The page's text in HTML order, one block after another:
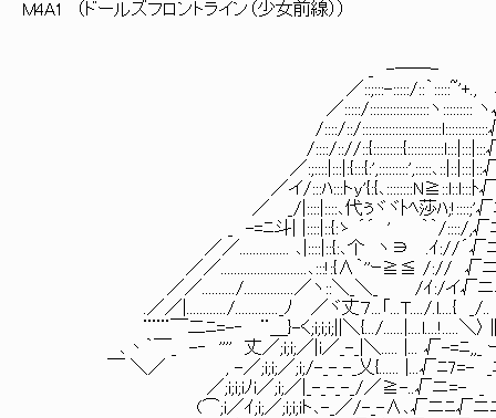
M4A1 （ドールズフロントライン（少女前線））
_ -──- ／
／::;:::-:::::/::｀:::::~'+., √ニ=-
／:::::/::::::::::::::::::ヽ::::::::: ヽ√ﾆ
/::::/::/::::::::::::::::::::::::l:::::::::::::√ニ
/::::/:://::{:::::::::{:::::::::::l:::|:::|:::√ ､ﾆ
／:;::::|:::|:{:::{:',:::::::::',:::::､::|::|:::|::√＼
／イ/:::ﾊ:::トy'{:{､::::::::N≧::l::l:::ﾄ√ﾆﾆ
／ _/|::::|::::､代ぅヾヾﾄﾍ莎ﾊ;!::::;'√ニ
_ -=ﾆ斗| |::::|::{:ゝ ´´ ' ｀｀/::::/,√ニニ
／／............... ､|::::|::{:､个 ヽ∋ .ｲ://´√ニ
／／..........................､:::!:{∧｀''ｰ≧≦ /:// √ニ
／／........../...............／ヽ::＼_＼_ /ｲ:/イ√ニニ
.／／|............/............._ﾉ ／ヾ丈７...「...T..../.l....{ _/
¨¨¨￣二ﾆ=-‐ ¨＿}-く;i;i;i;||＼{.../......|....l....!.....＼〉∥
､丶｀￣_ -‐ '''' 丈／;i;i;／|i／_-_|＼..... |... √-=ﾆ,,_ ｰ-';;;;;/
￣ ＼／ , -／;i;i;／;i;/-_-_-_乂{...... |...√ﾆ7=- _ﾆﾆ=-r≦
／;i;i;iﾉi／;i;／|_-_-_-_/／≧-..√ニ=- _ 7ニ√ニﾆ
(⌒;i／ｲ;i;／;i;i;iト､-_／/-_-∧､√ニﾆ√ニニﾆ√ﾆﾆ/